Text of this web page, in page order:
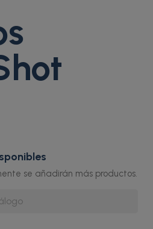
se añadirán más productos.